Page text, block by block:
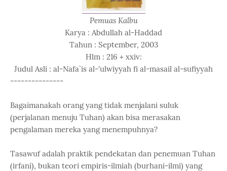
Pemuas Kalbu
Karya : Abdullah al-Haddad
Tahun : September, 2003
Hlm : 216 + xxiv:
Judul Asli : al-Nafa`is al-'ulwiyyah fi al-masail al-sufiyyah
---------------
Bagaimanakah orang yang tidak menjalani suluk
(perjalanan menuju Tuhan) akan bisa merasakan
pengalaman mereka yang menempuhnya?
Tasawuf adalah praktik pendekatan dan penemuan Tuhan
(irfani), bukan teori empiris-ilmiah (burhani-ilmi) yang